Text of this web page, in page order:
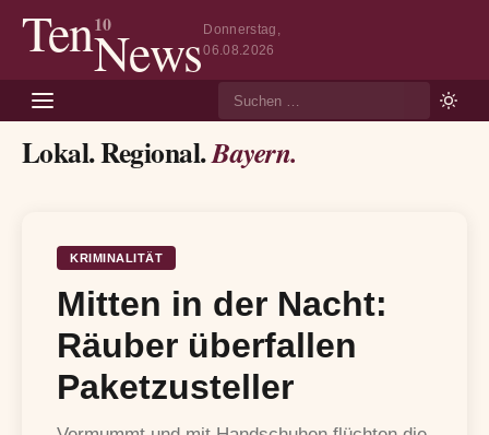
Ten10
NewsDonnerstag,
06.08.2026
Lokal. Regional.Bayern.
KRIMINALITÄT
Mitten in der Nacht:
Räuber überfallen
Paketzusteller